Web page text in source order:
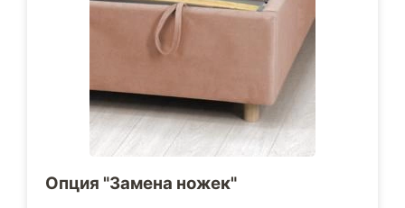
Опция "Замена ножек"